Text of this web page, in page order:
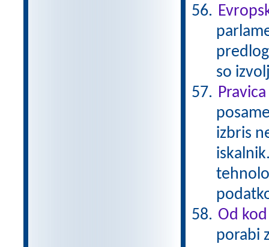
so
izbris
Od
porabi